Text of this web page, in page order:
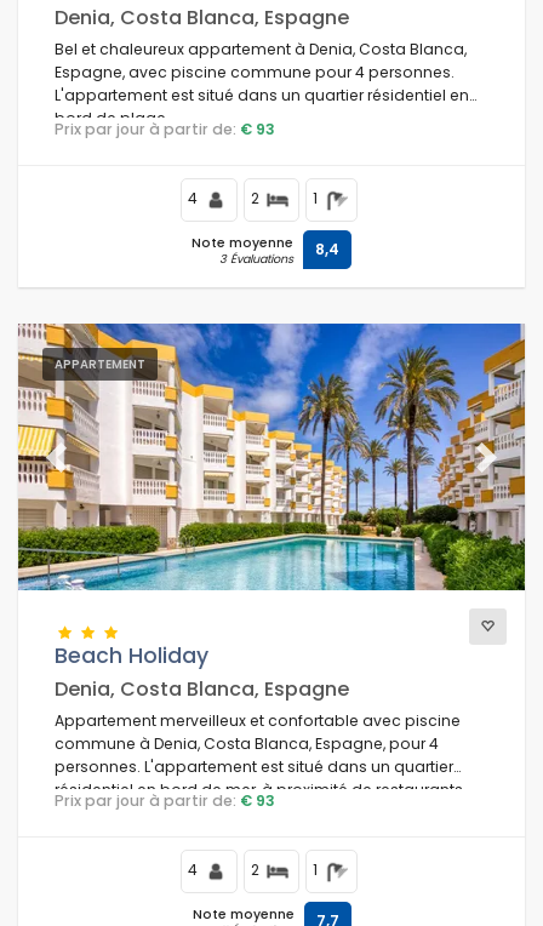
Denia, Costa Blanca, Espagne
Bel et chaleureux appartement à Denia, Costa Blanca,
Espagne, avec piscine commune pour 4 personnes.
L'appartement est situé dans un quartier résidentiel en
bord de plage.
Prix par jour à partir de: € 93
4 2 1
Note moyenne
3 Évaluations 8,4
APPARTEMENT
Previous Next
Beach Holiday
Denia, Costa Blanca, Espagne
Appartement merveilleux et confortable avec piscine
commune à Denia, Costa Blanca, Espagne, pour 4
personnes. L'appartement est situé dans un quartier
résidentiel en bord de mer, à proximité de restaurants,
bars et boutiques, et se trouve à 25 m de la plage de Las
Prix par jour à partir de: € 93
4 2 1
Note moyenne 7,7